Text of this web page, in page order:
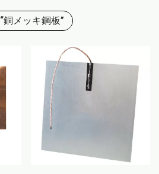
“銅メッキ鋼板”